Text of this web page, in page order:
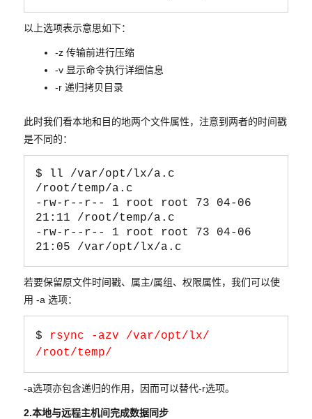
以上选项表示意思如下：
-z 传输前进行压缩
-v 显示命令执行详细信息
-r 递归拷贝目录
此时我们看本地和目的地两个文件属性，注意到两者的时间戳
是不同的：
$ ll /var/opt/lx/a.c
/root/temp/a.c
-rw-r--r-- 1 root root 73 04-06
21:11 /root/temp/a.c
-rw-r--r-- 1 root root 73 04-06
若要保留原文件时间戳、属主/属组、权限属性，我们可以使
用 -a 选项：
$ rsync -azv /var/opt/lx/
/root/temp/
-a选项亦包含递归的作用，因而可以替代-r选项。
2.本地与远程主机间完成数据同步